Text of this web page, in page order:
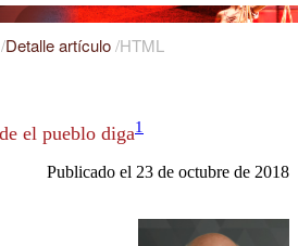
/Detalle artículo/HTML